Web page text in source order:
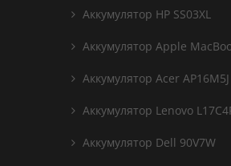
Аккумулятор HP SS03XL
Аккумулятор Apple
Аккумулятор Acer AP16M5J
Аккумулятор Lenovo
Аккумулятор Dell 90V7W